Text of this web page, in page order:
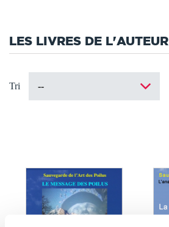
LES LIVRES DE L'AUTEUR
Tri